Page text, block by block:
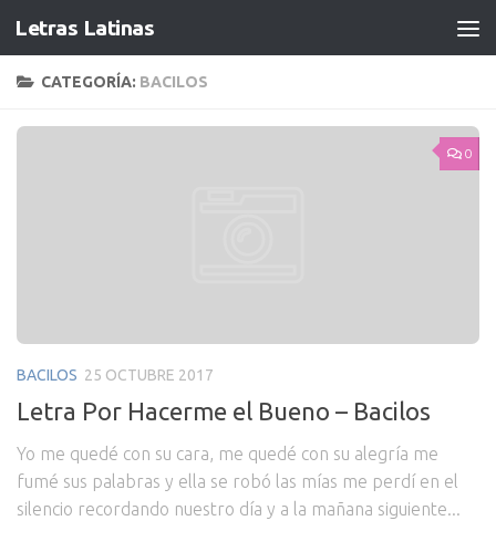
Letras Latinas
CATEGORÍA: BACILOS
0
BACILOS 25 OCTUBRE 2017
Letra Por Hacerme el Bueno – Bacilos
Yo me quedé con su cara, me quedé con su alegría me
fumé sus palabras y ella se robó las mías me perdí en el
silencio recordando nuestro día y a la mañana siguiente...